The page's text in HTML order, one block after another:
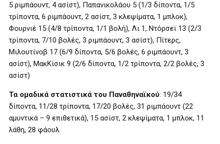
5 ριμπάουντ, 4 ασίστ), Παπανικολάου 5 (1/3 δίποντα, 1/5
τρίποντα, 6 ριμπάουντ, 2 ασίστ, 3 κλεψίματα, 1 μπλοκ),
Φουρνιέ 15 (4/8 τρίποντα, 1/1 βολή), Λι 1, Ντόρσεϊ 13 (2/3
τρίποντα, 7/10 βολές, 3 ριμπάουντ, 3 ασίστ), Πίτερς,
Μιλουτίνοβ 17 (6/9 δίποντα, 5/6 βολές, 6 ριμπάουντ, 3
ασίστ), ΜακΚίσικ 9 (2/6 δίποντα, 1/2 τρίποντα, 2/2 βολές, 3
ασίστ)
Τα ομαδικά στατιστικά του Παναθηναϊκού: 19/34
δίποντα, 11/28 τρίποντα, 17/20 βολές, 31 ριμπάουντ (22
αμυντικά – 9 επιθετικά), 15 ασίστ, 2 κλεψίματα, 1 μπλοκ, 11
λάθη, 28 φάουλ